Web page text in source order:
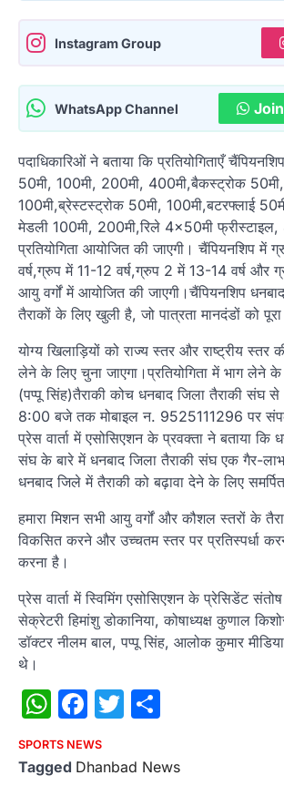
Instagram Group
WhatsApp Channel
पदाधिकारिओं ने बताया कि प्रतियोगिताएँ
50मी, 100मी, 200मी, 400मी,बैकस्ट्रोक 50मी,
100मी,ब्रेस्टस्ट्रोक 50मी, 100मी,बटरफ्लाई
मेडली 100मी, 200मी,रिले 4×50मी
प्रतियोगिता आयोजित की जाएगी। चैंपियनशिप में
वर्ष,ग्रुप में 11-12 वर्ष,ग्रुप 2 में 13-14 वर्ष और
आयु वर्गों में आयोजित की जाएगी।चैंपियनशिप
तैराकों के लिए खुली है, जो पात्रता मानदंडों को
योग्य खिलाड़ियों को राज्य स्तर और राष्ट्रीय स्तर
लेने के लिए चुना जाएगा।प्रतियोगिता में भाग लेने
(पप्पू सिंह)तैराकी कोच धनबाद जिला तैराकी संघ
8:00 बजे तक मोबाइल न. 9525111296 पर
प्रेस वार्ता में एसोसिएशन के प्रवक्ता ने बताया कि
संघ के बारे में धनबाद जिला तैराकी संघ एक गैर-
धनबाद जिले में तैराकी को बढ़ावा देने के लिए
हमारा मिशन सभी आयु वर्गों और कौशल स्तरों के
विकसित करने और उच्चतम स्तर पर प्रतिस्पर्धा
करना है।
प्रेस वार्ता में स्विमिंग एसोसिएशन के प्रेसिडेंट
सेक्रेटरी हिमांशु डोकानिया, कोषाध्यक्ष कुणाल
डॉक्टर नीलम बाल, पप्पू सिंह, आलोक कुमार
थे।
WhatsApp
Facebook
Twitter
SPORTS NEWS
Tagged Dhanbad News